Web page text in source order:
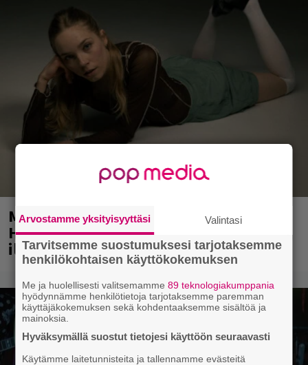
Mainio ohjelmatoimisto juhlii
Helsingissä 10-vuotista taivaltaan –
ilmaistapahtumassa loistoesiintyjät
Arvostamme yksityisyyttäsi Valintasi
Tarvitsemme suostumuksesi tarjotaksemme
henkilökohtaisen käyttökokemuksen
Me ja huolellisesti valitsemamme89 teknologiakumppania
hyödynnämme henkilötietoja tarjotaksemme paremman
käyttäjäkokemuksen sekä kohdentaaksemme sisältöä ja
mainoksia.
Hyväksymällä suostut tietojesi käyttöön seuraavasti
Käytämme laitetunnisteita ja tallennamme evästeitä